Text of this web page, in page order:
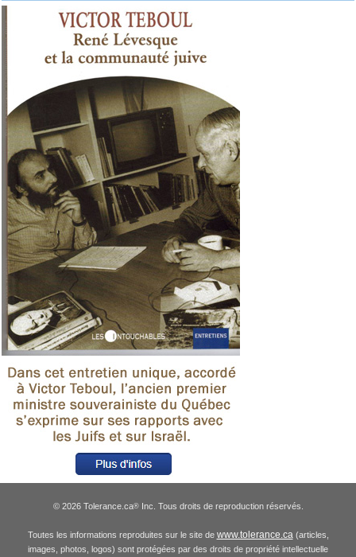
© 2026 Tolerance.ca®Inc. Tous droits de reproduction réservés.
Toutes les informations reproduites sur le site de www.tolerance.ca (articles,
images, photos, logos) sont protégées par des droits de propriété intellectuelle